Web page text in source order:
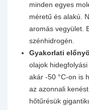
minden egyes
méretű és alakú.
aromás vegyület.
szénhidrogén.
Gyakorlati
olajok
akár -50 °C-on is
az azonnali
hőtűrésük